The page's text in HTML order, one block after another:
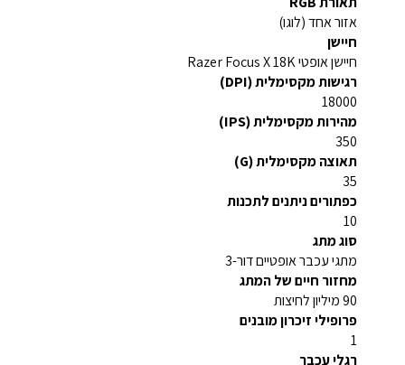
אזור אחד (לוגו)
חיישן
חיישן אופטי Razer Focus X 18K
רגישות מקסימלית (DPI)
18000
מהירות מקסימלית (IPS)
350
תאוצה מקסימלית (G)
35
כפתורים ניתנים לתכנות
10
סוג מתג
מתגי עכבר אופטיים דור-3
מחזור חיים של המתג
90 מיליון לחיצות
פרופילי זיכרון מובנים
1
רגלי עכבר